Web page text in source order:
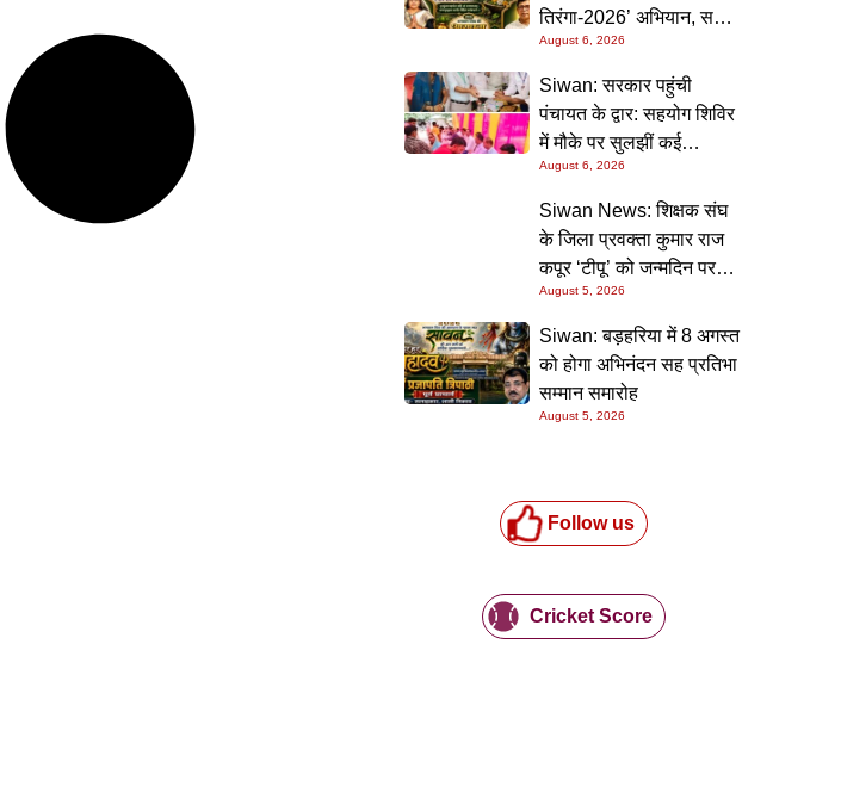
तिरंगा-2026’ अभियान, सभी
स्कूलों को दिए गए विस्तृत
निर्देश
August 6, 2026
Siwan: सरकार पहुंची
पंचायत के द्वार: सहयोग शिविर
में मौके पर सुलझीं कई
समस्याएं, 30 दिन में समाधान
की गारंटी
August 6, 2026
Siwan News: शिक्षक संघ
के जिला प्रवक्ता कुमार राज
कपूर ‘टीपू’ को जन्मदिन पर
मिली शुभकामनाओं की सौगात
August 5, 2026
Siwan: बड़हरिया में 8 अगस्त
को होगा अभिनंदन सह प्रतिभा
सम्मान समारोह
August 5, 2026
Follow us
Cricket Score